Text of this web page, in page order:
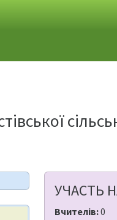
УЧАСТЬ
Вчителів:0